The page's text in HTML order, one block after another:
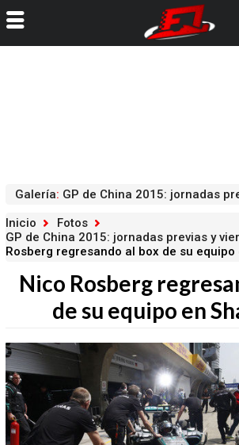
Galería: GP de China 2015: jornadas
Inicio
Fotos
GP de China 2015: jornadas previas y
Rosberg regresando al box de su equipo
Nico Rosberg
de su equipo en